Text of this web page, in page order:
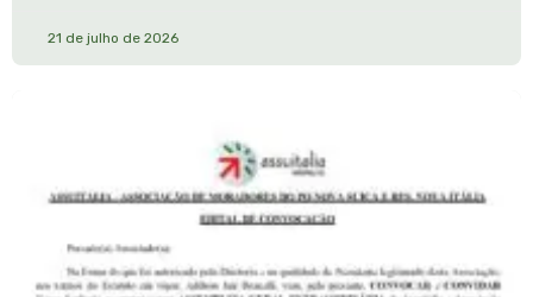
21 de julho de 2026